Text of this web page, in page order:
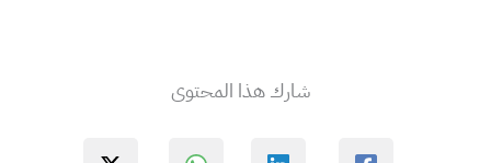
شارك هذا المحتوى